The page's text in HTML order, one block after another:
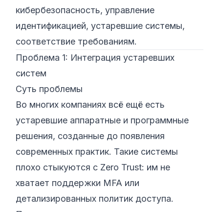
кибербезопасность, управление
идентификацией, устаревшие системы,
соответствие требованиям.
Проблема 1: Интеграция устаревших
систем
Суть проблемы
Во многих компаниях всё ещё есть
устаревшие аппаратные и программные
решения, созданные до появления
современных практик. Такие системы
плохо стыкуются с Zero Trust: им не
хватает поддержки MFA или
детализированных политик доступа.